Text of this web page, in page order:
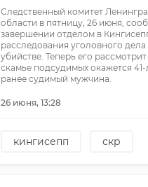
Следственный комитет
области в пятницу, 26 июня,
завершении отделом в
расследования уголовного
убийстве. Теперь его
скамье подсудимых окажется 41-
ранее судимый мужчина.
26 июня, 13:28
кингисепп
скр